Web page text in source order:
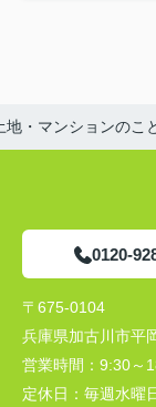
・マンションのこ
0120-
〒675-0104
兵庫県加古川市平
営業時間： 9:30～
定休日： 毎週水曜